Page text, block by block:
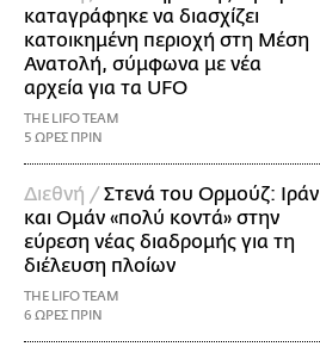
καταγράφηκε να διασχίζει
κατοικημένη περιοχή στη Μέση
Ανατολή, σύμφωνα με νέα
αρχεία για τα UFO
THE LIFO TEAM
5 ΩΡΕΣ ΠΡΙΝ
Διεθνή /Στενά του Ορμούζ: Ιράν
και Ομάν «πολύ κοντά» στην
εύρεση νέας διαδρομής για τη
διέλευση πλοίων
THE LIFO TEAM
6 ΩΡΕΣ ΠΡΙΝ